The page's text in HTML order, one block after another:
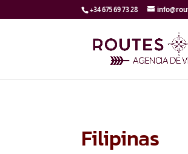
+34 675 69 73 28
Filipinas